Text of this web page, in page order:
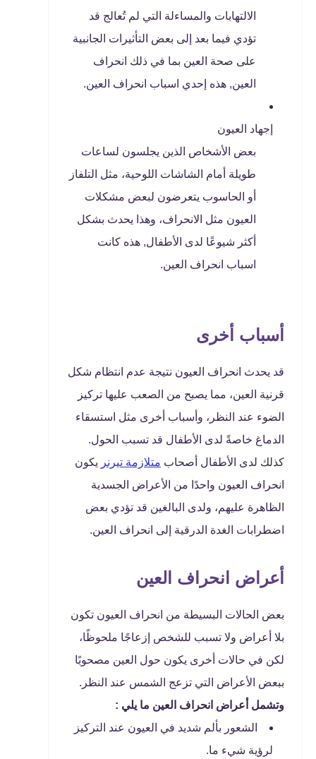
الالتهابات والمساءلة التي لم تُعالج قد
تؤدي فيما بعد إلى بعض التأثيرات الجانبية
على صحة العين بما في ذلك انحراف
العين, هذه إحدي اسباب انحراف العين.
إجهاد العيون
بعض الأشخاص الذين يجلسون لساعات
طويلة أمام الشاشات اللوحية، مثل التلفاز
أو الحاسوب يتعرضون لبعض مشكلات
العيون مثل الانحراف، وهذا يحدث بشكل
أكثر شيوعًا لدى الأطفال, هذه كانت
اسباب انحراف العين.
أسباب أخرى
قد يحدث انحراف العيون نتيجة عدم انتظام شكل
قرنية العين، مما يصبح من الصعب عليها تركيز
الضوء عند النظر، وأسباب أخرى مثل استسقاء
الدماغ خاصةً لدى الأطفال قد تسبب الحول.
كذلك لدى الأطفال أصحاب متلازمة تيرنر يكون
انحراف العيون واحدًا من الأعراض الجسدية
الظاهرة عليهم، ولدى البالغين قد تؤدي بعض
اضطرابات الغدة الدرقية إلى انحراف العين.
أعراض انحراف العين
بعض الحالات البسيطة من انحراف العيون تكون
بلا أعراض ولا تسبب للشخص إزعاجًا ملحوظًا،
لكن في حالات أخرى يكون حول العين مصحوبًا
ببعض الأعراض التي تزعج الشمس عند النظر.
وتشمل أعراض انحراف العين ما يلي :
الشعور بألم شديد في العيون عند التركيز
لرؤية شيء ما.